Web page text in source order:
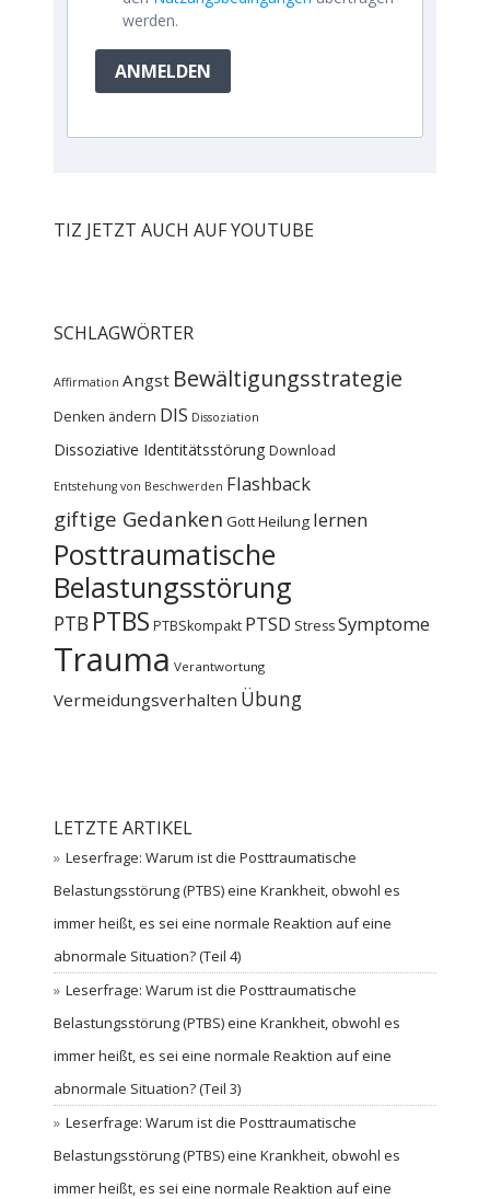
werden.
ANMELDEN
TIZ JETZT AUCH AUF YOUTUBE
SCHLAGWÖRTER
Affirmation Angst Bewältigungsstrategie
Denken ändern DIS Dissoziation
Dissoziative Identitätsstörung Download
Entstehung von Beschwerden Flashback
giftige Gedanken GottHeilung lernen
Posttraumatische
Belastungsstörung
PTB PTBS PTBSkompakt PTSD StressSymptome
Trauma Verantwortung
Vermeidungsverhalten Übung
LETZTE ARTIKEL
Leserfrage: Warum ist die Posttraumatische
Belastungsstörung (PTBS) eine Krankheit, obwohl es
immer heißt, es sei eine normale Reaktion auf eine
abnormale Situation? (Teil 4)
Leserfrage: Warum ist die Posttraumatische
Belastungsstörung (PTBS) eine Krankheit, obwohl es
immer heißt, es sei eine normale Reaktion auf eine
abnormale Situation? (Teil 3)
Leserfrage: Warum ist die Posttraumatische
Belastungsstörung (PTBS) eine Krankheit, obwohl es
immer heißt, es sei eine normale Reaktion auf eine